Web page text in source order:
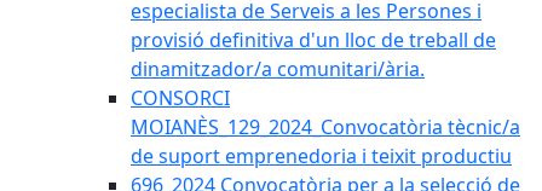
especialista de Serveis a les Persones i
provisió definitiva d'un lloc de treball de
dinamitzador/a comunitari/ària.
CONSORCI
MOIANÈS_129_2024_Convocatòria tècnic/a
de suport emprenedoria i teixit productiu
696_2024 Convocatòria per a la selecció de